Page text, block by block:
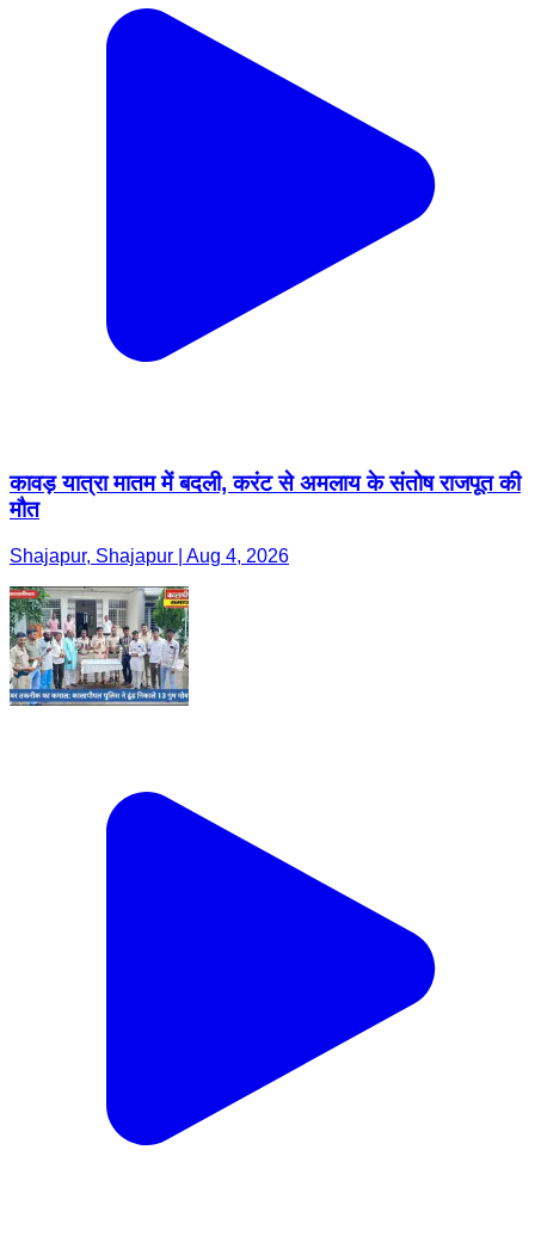
कावड़ यात्रा मातम में बदली, करंट से अमलाय के संतोष राजपूत की
मौत
Shajapur, Shajapur | Aug 4, 2026